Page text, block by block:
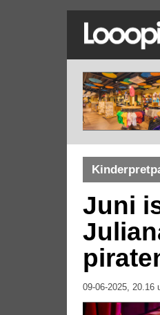
Juni
09-06-2025, 20.16